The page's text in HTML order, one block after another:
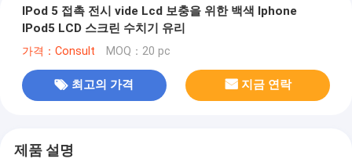
IPod 5 접촉 전시 vide Lcd 보충을 위한 백색 Iphone
IPod5 LCD 스크린 수치기 유리
가격：Consult MOQ：20 pc
최고의 가격 지금 연락
제품 설명